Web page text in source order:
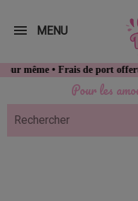
Pour les
• Frais de port offerts dès
MENU